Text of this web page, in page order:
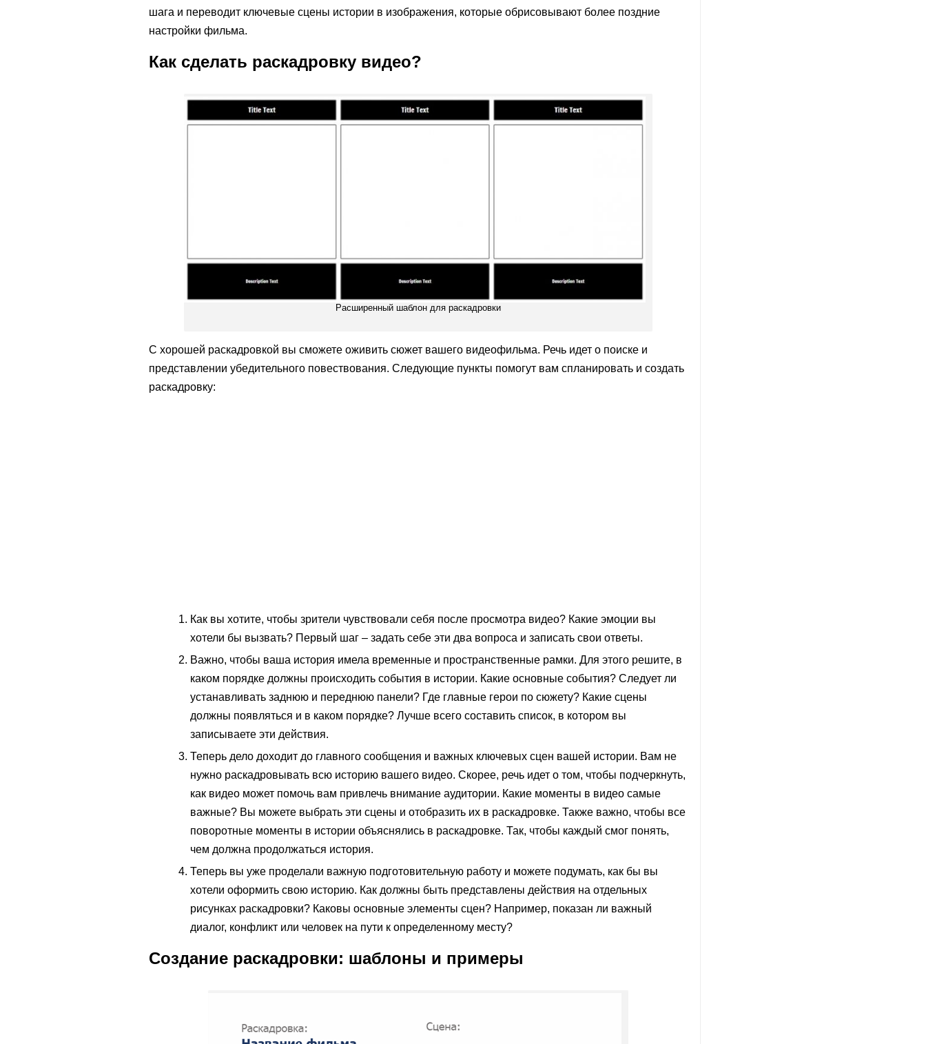
шага и переводит ключевые сцены истории в изображения, которые обрисовывают более поздние
настройки фильма.
Как сделать раскадровку видео?
Расширенный шаблон для раскадровки
С хорошей раскадровкой вы сможете оживить сюжет вашего видеофильма. Речь идет о поиске и
представлении убедительного повествования. Следующие пункты помогут вам спланировать и создать
раскадровку:
Как вы хотите, чтобы зрители чувствовали себя после просмотра видео? Какие эмоции вы
хотели бы вызвать? Первый шаг – задать себе эти два вопроса и записать свои ответы.
Важно, чтобы ваша история имела временные и пространственные рамки. Для этого решите, в
каком порядке должны происходить события в истории. Какие основные события? Следует ли
устанавливать заднюю и переднюю панели? Где главные герои по сюжету? Какие сцены
должны появляться и в каком порядке? Лучше всего составить список, в котором вы
записываете эти действия.
Теперь дело доходит до главного сообщения и важных ключевых сцен вашей истории. Вам не
нужно раскадровывать всю историю вашего видео. Скорее, речь идет о том, чтобы подчеркнуть,
как видео может помочь вам привлечь внимание аудитории. Какие моменты в видео самые
важные? Вы можете выбрать эти сцены и отобразить их в раскадровке. Также важно, чтобы все
поворотные моменты в истории объяснялись в раскадровке. Так, чтобы каждый смог понять,
чем должна продолжаться история.
Теперь вы уже проделали важную подготовительную работу и можете подумать, как бы вы
хотели оформить свою историю. Как должны быть представлены действия на отдельных
рисунках раскадровки? Каковы основные элементы сцен? Например, показан ли важный
диалог, конфликт или человек на пути к определенному месту?
Создание раскадровки: шаблоны и примеры